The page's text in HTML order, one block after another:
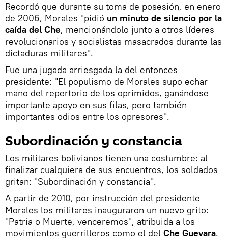
Recordó que durante su toma de posesión, en enero
de 2006, Morales "pidió un minuto de silencio por la
caída del Che, mencionándolo junto a otros líderes
revolucionarios y socialistas masacrados durante las
dictaduras militares".
Fue una jugada arriesgada la del entonces
presidente: "El populismo de Morales supo echar
mano del repertorio de los oprimidos, ganándose
importante apoyo en sus filas, pero también
importantes odios entre los opresores".
Subordinación y constancia
Los militares bolivianos tienen una costumbre: al
finalizar cualquiera de sus encuentros, los soldados
gritan: "Subordinación y constancia".
A partir de 2010, por instrucción del presidente
Morales los militares inauguraron un nuevo grito:
"Patria o Muerte, venceremos", atribuida a los
movimientos guerrilleros como el del Che Guevara.